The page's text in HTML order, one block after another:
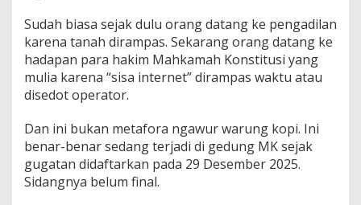
Sudah biasa sejak dulu orang datang ke pengadilan
karena tanah dirampas. Sekarang orang datang ke
hadapan para hakim Mahkamah Konstitusi yang
mulia karena “sisa internet” dirampas waktu atau
disedot operator.
Dan ini bukan metafora ngawur warung kopi. Ini
benar-benar sedang terjadi di gedung MK sejak
gugatan didaftarkan pada 29 Desember 2025.
Sidangnya belum final.